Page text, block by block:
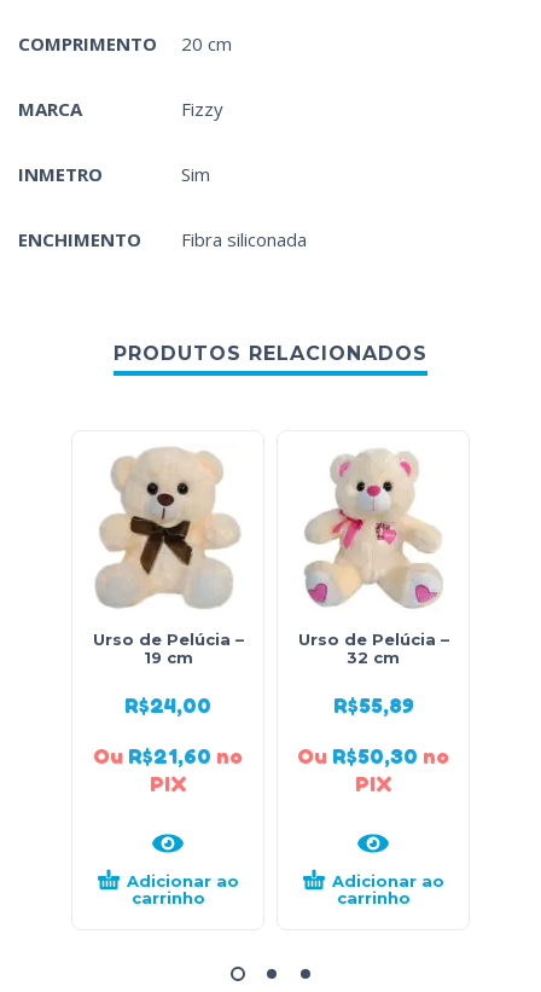
COMPRIMENTO 20 cm
MARCA Fizzy
INMETRO Sim
ENCHIMENTO Fibra siliconada
PRODUTOS RELACIONADOS
Urso de Pelúcia –
19 cm
R$24,00
Ou R$21,60 no
PIX
Adicionar ao
carrinho
Urso de Pelúcia –
32 cm
R$55,89
Ou R$50,30 no
PIX
Adicionar ao
carrinho